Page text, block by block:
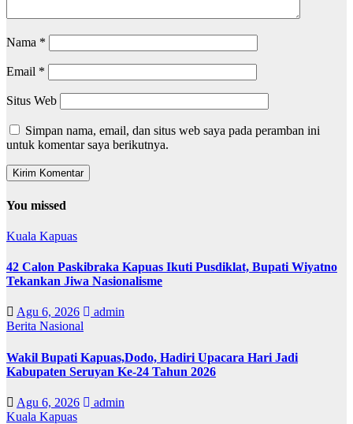
Nama *
Email *
Situs Web
Simpan nama, email, dan situs web saya pada peramban ini
untuk komentar saya berikutnya.
You missed
Kuala Kapuas
42 Calon Paskibraka Kapuas Ikuti Pusdiklat, Bupati Wiyatno
Tekankan Jiwa Nasionalisme
Agu 6, 2026
admin
Berita Nasional
Wakil Bupati Kapuas,Dodo, Hadiri Upacara Hari Jadi
Kabupaten Seruyan Ke-24 Tahun 2026
Agu 6, 2026
admin
Kuala Kapuas